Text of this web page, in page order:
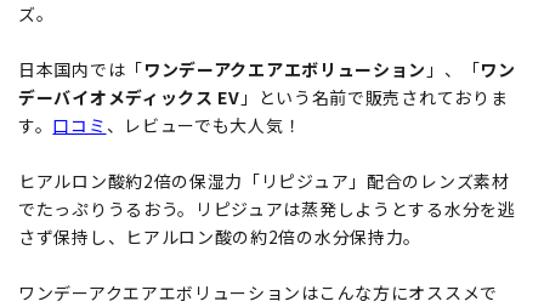
ズ。
日本国内では「ワンデーアクエアエボリューション 」、「ワン
デーバイオメディックス EV 」という名前で販売されておりま
す。 口コミ 、レビューでも大人気！
ヒアルロン酸約2倍の保湿力「リピジュア」配合のレンズ素材
でたっぷりうるおう。リピジュアは蒸発しようとする水分を逃
さず保持し、ヒアルロン酸の約2倍の水分保持力。
ワンデーアクエアエボリューションはこんな方にオススメで